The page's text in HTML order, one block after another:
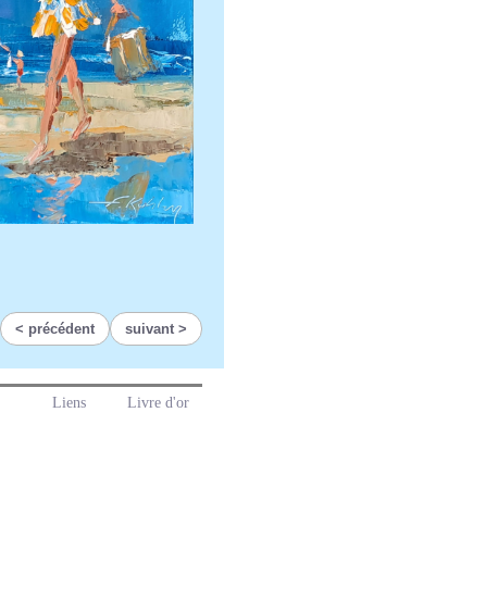
précédent suivant
Liens Livre d'or